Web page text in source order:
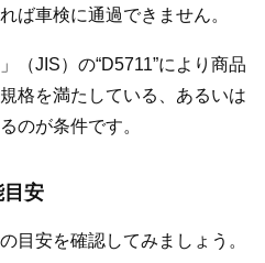
ば車検に通過できません。
（JIS）の“D5711”により商品
格を満たしている、あるいは
のが条件です。
目安
目安を確認してみましょう。